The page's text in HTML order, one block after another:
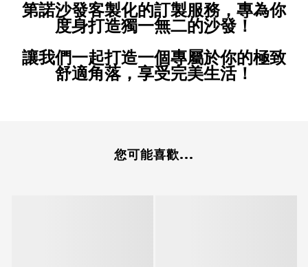
第諾沙發客製化的訂製服務，專為你
度身打造獨一無二的沙發！
讓我們一起打造一個專屬於你的極致
舒適角落，享受完美生活！
您可能喜歡...